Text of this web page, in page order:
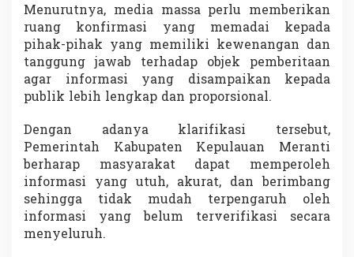
Menurutnya, media massa perlu memberikan
ruang konfirmasi yang memadai kepada
pihak-pihak yang memiliki kewenangan dan
tanggung jawab terhadap objek pemberitaan
agar informasi yang disampaikan kepada
publik lebih lengkap dan proporsional.
Dengan adanya klarifikasi tersebut,
Pemerintah Kabupaten Kepulauan Meranti
berharap masyarakat dapat memperoleh
informasi yang utuh, akurat, dan berimbang
sehingga tidak mudah terpengaruh oleh
informasi yang belum terverifikasi secara
menyeluruh.